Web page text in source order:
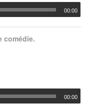
00:00
comédie.
00:00